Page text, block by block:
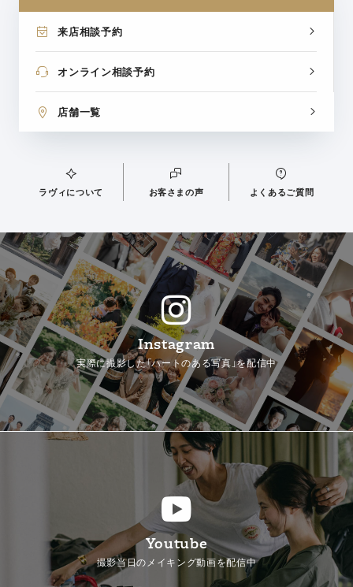
来店相談予約
オンライン相談予約
店舗一覧
ラヴィについて お客さまの声 よくあるご質問
Instagram
実際に撮影した「ハートのある写真」を配信中
Youtube
撮影当日のメイキング動画を配信中